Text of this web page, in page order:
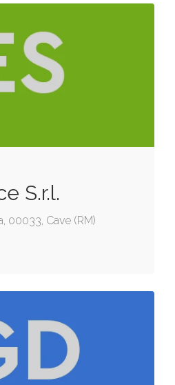
S.r.l.
00033, Cave (RM)